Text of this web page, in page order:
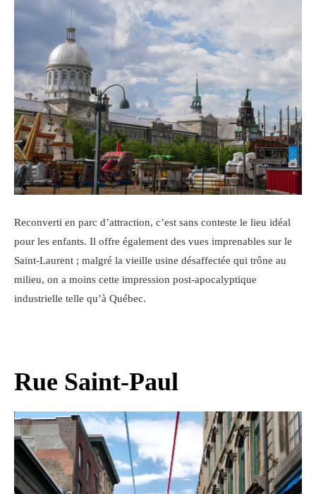
Reconverti en parc d’attraction, c’est sans conteste le lieu idéal
pour les enfants. Il offre également des vues imprenables sur le
Saint-Laurent ; malgré la vieille usine désaffectée qui trône au
milieu, on a moins cette impression post-apocalyptique
industrielle telle qu’à Québec.
Rue Saint-Paul